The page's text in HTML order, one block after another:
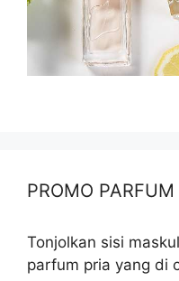
PROMO PARFUM
Tonjolkan sisi
parfum pria yang di